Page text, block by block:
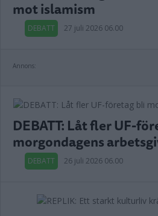
mot islamism
DEBATT 27 juli 2026 06.00
Annons:
DEBATT: Låt fler UF-
morgondagens
DEBATT 26 juli 2026 06.00